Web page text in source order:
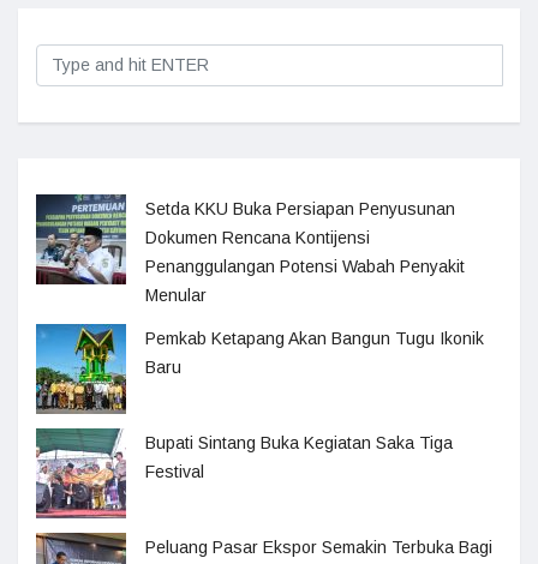
Setda KKU Buka Persiapan Penyusunan
Dokumen Rencana Kontijensi
Penanggulangan Potensi Wabah Penyakit
Menular
Pemkab Ketapang Akan Bangun Tugu Ikonik
Baru
Bupati Sintang Buka Kegiatan Saka Tiga
Festival
Peluang Pasar Ekspor Semakin Terbuka Bagi